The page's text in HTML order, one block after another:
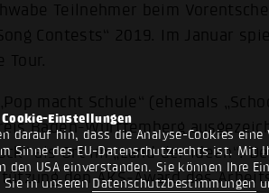
Cookie-Einstellungen
darauf hin, dass die Analyse-Cookies eine
Sinne des EU-Datenschutzrechts ist. Mit
den USA einverstanden. Sie können Ihre
in unseren Datenschutzbestimmungen
Teilnehmer beim
Contests“ 2019. Im Januar
Tour.
macht Schule“ (ehemals
Baden-Württemberg
als Ort im „Land der Ideen“.
den AKS-Award des